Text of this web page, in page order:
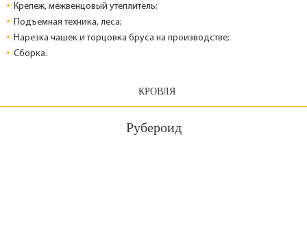
Крепеж, межвенцовый утеплитель;
Подъемная техника, леса;
Нарезка чашек и торцовка бруса на производстве;
Сборка.
КРОВЛЯ
Рубероид